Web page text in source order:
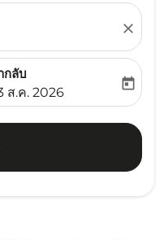
close
label
กลับ
booking-return-date-
ส.ค. 2026
today